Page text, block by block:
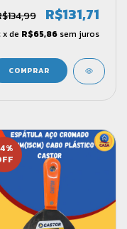
(15cm)- Castor
R$131,71
x de R$65,86 sem juros
%